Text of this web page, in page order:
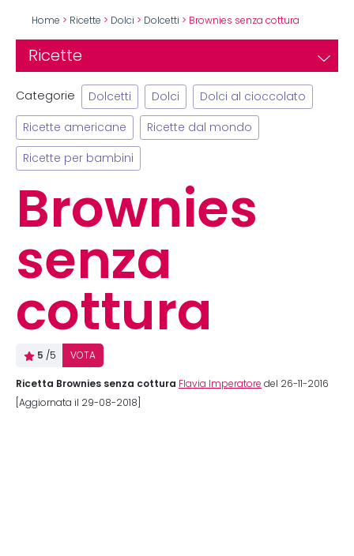
Home > Ricette > Dolci > Dolcetti > Brownies senza cottura
Ricette
Categorie Dolcetti Dolci Dolci al cioccolato
Ricette americane Ricette dal mondo
Ricette per bambini
Brownies
senza
cottura
5 /5 VOTA
Ricetta Brownies senza cottura Flavia Imperatore del 26-11-2016
[Aggiornata il 29-08-2018]